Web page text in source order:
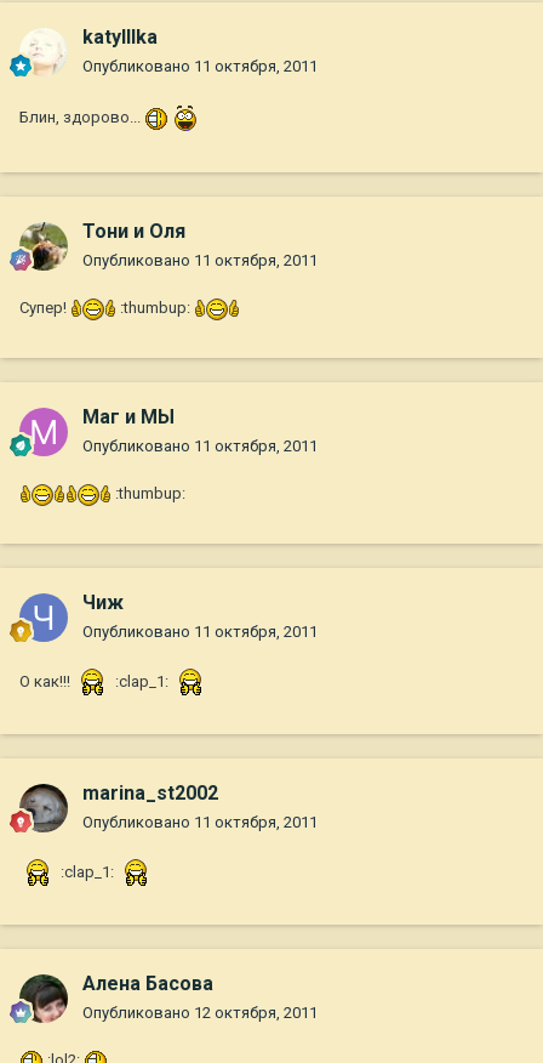
katylllka
Опубликовано 11 октября, 2011
Блин, здорово...
Тони и Оля
Опубликовано 11 октября, 2011
Супер! :thumbup:
Маг и МЫ
Опубликовано 11 октября, 2011
:thumbup:
Чиж
Опубликовано 11 октября, 2011
О как!!! :clap_1:
marina_st2002
Опубликовано 11 октября, 2011
:clap_1:
Алена Басова
Опубликовано 12 октября, 2011